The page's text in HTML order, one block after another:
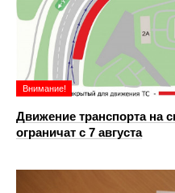
Внимание!
Движение транспорта на
ограничат с 7 августа